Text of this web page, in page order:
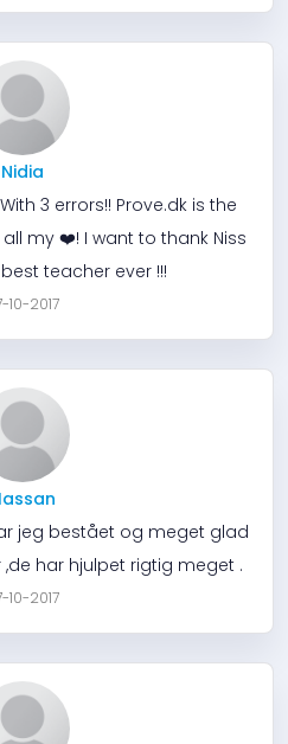
Nidia
3 errors!! Prove.dk is the
my ❤️! I want to thank Niss
teacher ever !!!
10-2017
jeg bestået og meget glad
har hjulpet rigtig meget .
10-2017